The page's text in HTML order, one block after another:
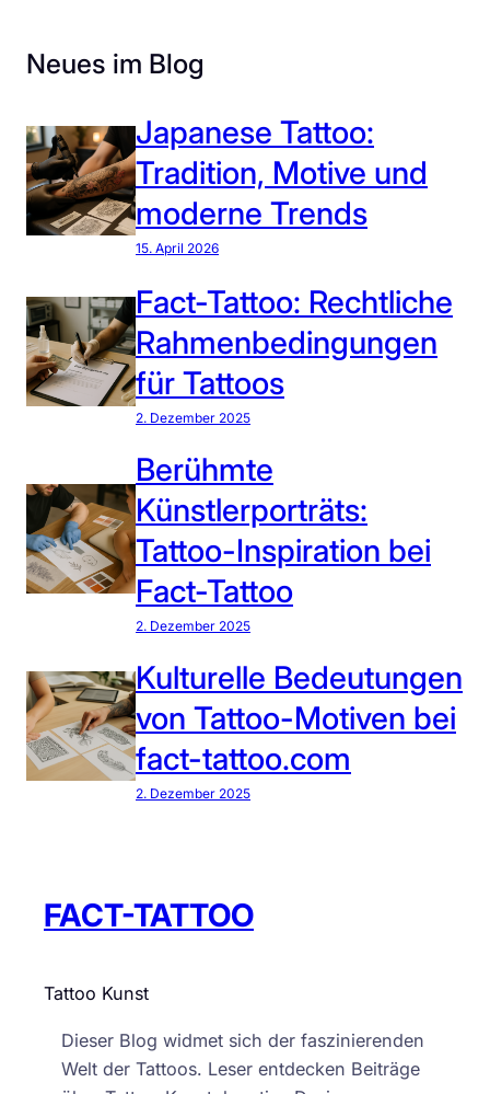
Neues im Blog
Japanese Tattoo:
Tradition, Motive und
moderne Trends
15. April 2026
Fact-Tattoo: Rechtliche
Rahmenbedingungen
für Tattoos
2. Dezember 2025
Berühmte
Künstlerporträts:
Tattoo-Inspiration bei
Fact-Tattoo
2. Dezember 2025
Kulturelle Bedeutungen
von Tattoo-Motiven bei
fact-tattoo.com
2. Dezember 2025
FACT-TATTOO
Tattoo Kunst
Dieser Blog widmet sich der faszinierenden
Welt der Tattoos. Leser entdecken Beiträge